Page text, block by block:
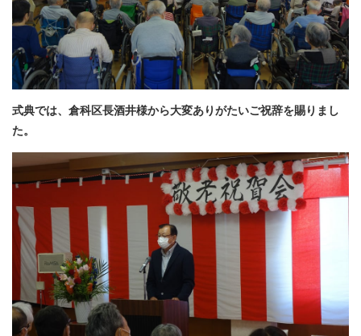
式典では、倉科区長酒井様から大変ありがたいご祝辞を賜りまし
た。